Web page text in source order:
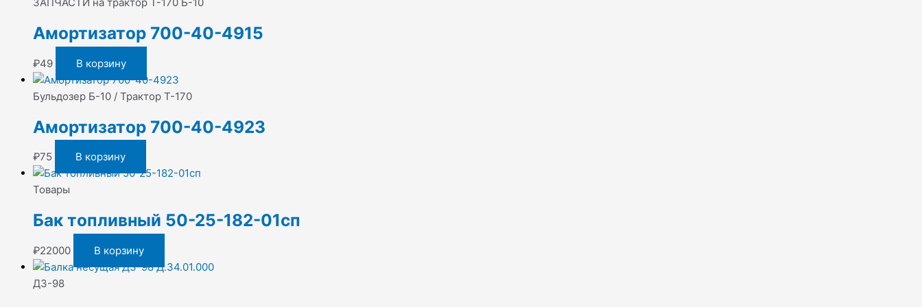
Амортизатор 700-40-4915
₽49 В корзину
Бульдозер Б-10 / Трактор Т-170
Амортизатор 700-40-4923
₽75 В корзину
Товары
Бак топливный 50-25-182-01сп
₽22000 В корзину
ДЗ-98